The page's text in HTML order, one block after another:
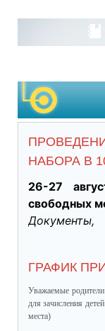
НАБОРА В
26-27
свободных
участии в
приеме
среднего
профильного
ГРАФИК
Уважаемые
для зачисления
места)